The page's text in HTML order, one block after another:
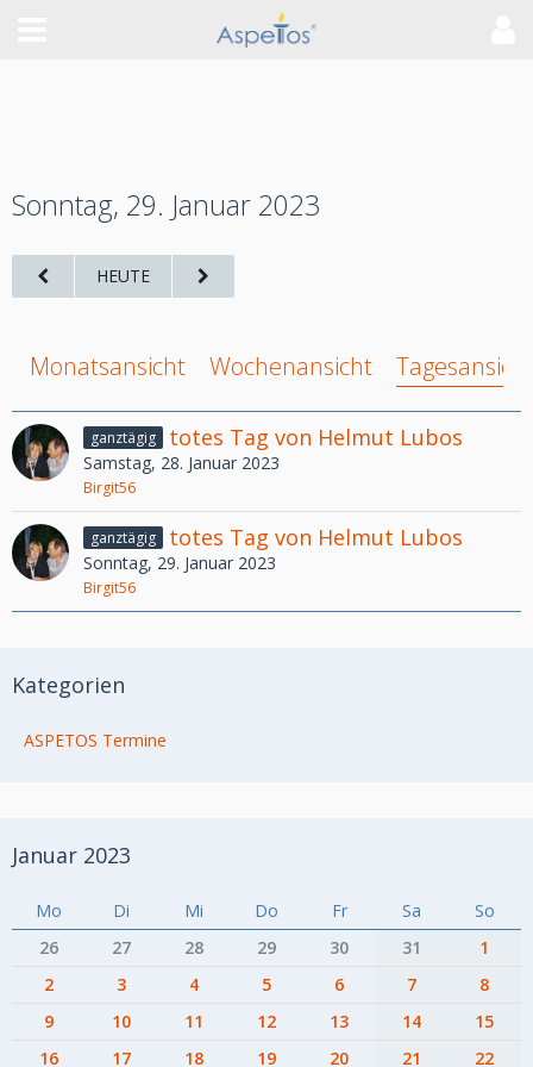
Sonntag, 29. Januar 2023
HEUTE
Monatsansicht Wochenansicht Tagesansicht
ganztägig totes Tag von Helmut Lubos
Samstag, 28. Januar 2023
Birgit56
ganztägig totes Tag von Helmut Lubos
Sonntag, 29. Januar 2023
Birgit56
Kategorien
ASPETOS Termine
Januar 2023
Mo Di Mi Do Fr Sa
So
26
27 28 29 30 31
1
2
3 4 5 6 7
8
9
10 11 12 13 14
15
16
17 18 19 20 21 22